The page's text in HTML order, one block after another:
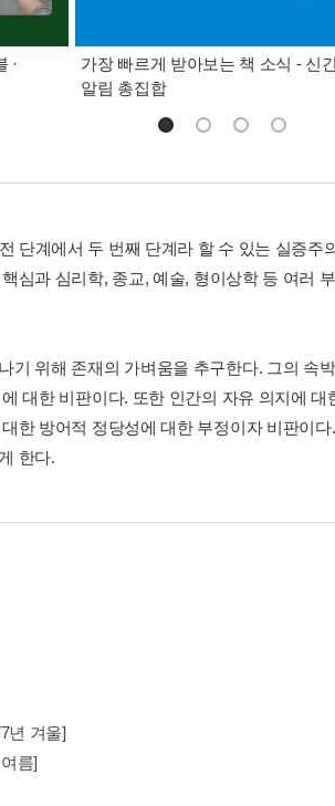
·
가장 빠르게 받아보는 책 소식 - 신
알림 총집합
단계에서 두 번째 단계라 할 수 있는 실증주
심과 심리학, 종교, 예술, 형이상학 등 여러
기 위해 존재의 가벼움을 추구한다. 그의 속
대한 비판이다. 또한 인간의 자유 의지에
한 방어적 정당성에 대한 부정이자 비판이
한다.
년 겨울]
름]